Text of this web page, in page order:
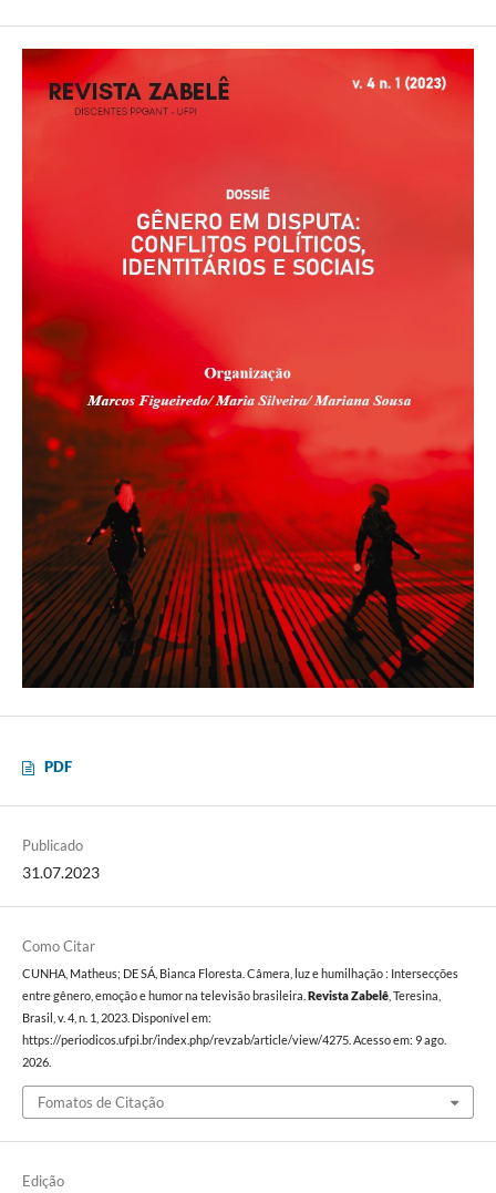
PDF
Publicado
31.07.2023
Como Citar
CUNHA, Matheus; DE SÁ, Bianca Floresta. Câmera, luz e humilhação : Intersecções
entre gênero, emoção e humor na televisão brasileira. Revista Zabelê, Teresina,
Brasil, v. 4, n. 1, 2023. Disponível em:
https://periodicos.ufpi.br/index.php/revzab/article/view/4275. Acesso em: 9 ago.
2026.
Fomatos de Citação
Edição